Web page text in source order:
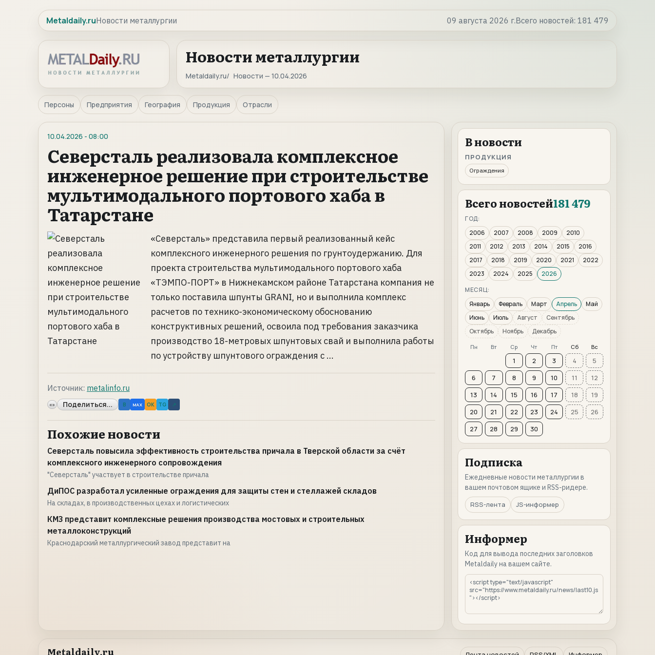
Metaldaily.ruНовости металлургии 09 августа 2026 г.Всего новостей: 181 479
Новости металлургии
Metaldaily.ru Новости — 10.04.2026
Персоны Предприятия География Продукция Отрасли
10.04.2026 - 08:00
Северсталь реализовала комплексное
инженерное решение при строительстве
мультимодального портового хаба в
Татарстане
«Северсталь» представила первый реализованный кейс
комплексного инженерного решения по грунтоудержанию. Для
проекта строительства мультимодального портового хаба
«ТЭМПО-ПОРТ» в Нижнекамском районе Татарстана компания не
только поставила шпунты GRANI, но и выполнила комплекс
расчетов по технико-экономическому обоснованию
конструктивных решений, освоила под требования заказчика
производство 18-метровых шпунтовых свай и выполнила работы
по устройству шпунтового ограждения с ...
Источник: metalinfo.ru
«» Поделиться... B MAX OK TG ↗
Похожие новости
Северсталь повысила эффективность строительства причала в Тверской области за счёт
комплексного инженерного сопровождения
"Северсталь" участвует в строительстве причала
ДиПОС разработал усиленные ограждения для защиты стен и стеллажей складов
На складах, в производственных цехах и логистических
КМЗ представит комплексные решения производства мостовых и строительных
металлоконструкций
Краснодарский металлургический завод представит на
В новости
ПРОДУКЦИЯ
Ограждения
Всего новостей181 479
ГОД:
2006
2007 2008 2009
2010
2011
2012 2013 2014 2015
2016
2017
2018 2019 2020 2021
2022
2023
2024 2025
2026
МЕСЯЦ:
Январь
Февраль Март Апрель
Май
Июнь
Июль Август
Сентябрь
Октябрь
Ноябрь Декабрь
Пн Вт Ср Чт Пт Сб Вс
1 2 3 4
5
6
7 8 9 10 11
12
13
14 15 16 17 18
19
20
21 22 23 24 25
26
27
28 29 30
Подписка
Ежедневные новости металлургии в
вашем почтовом ящике и RSS-ридере.
RSS-лента
JS-информер
Информер
Код для вывода последних заголовков
Metaldaily на вашем сайте.
Metaldaily.ru